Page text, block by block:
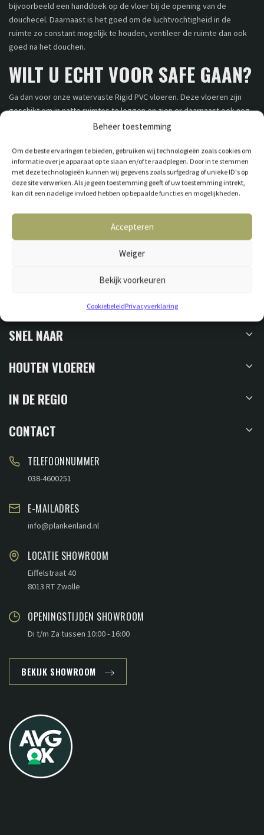
Beheer toestemming
Om de beste ervaringen te bieden, gebruiken wij technologieën zoals cookies om
informatie over je apparaat op te slaan en/of te raadplegen. Door in te stemmen
met deze technologieën kunnen wij gegevens zoals surfgedrag of unieke ID's op
deze site verwerken. Als je geen toestemming geeft of uw toestemming intrekt,
kan dit een nadelige invloed hebben op bepaalde functies en mogelijkheden.
Accepteren
Weiger
Bekijk voorkeuren
CookiebeleidPrivacyverklaring
bijvoorbeeld een handdoek op de vloer bij de opening van de
douchecel. Daarnaast is het goed om de luchtvochtigheid in de
ruimte zo constant mogelijk te houden, ventileer de ruimte dan ook
goed na het douchen.
WILT U ECHT VOOR SAFE GAAN?
Ga dan voor onze watervaste Rigid PVC vloeren. Deze vloeren zijn
geschikt om in natte ruimtes te leggen en zien er daarnaast ook nog
eens natuurgetrouw uit. Onze PVC vloeren zijn er in verschillende
SNEL NAAR
HOUTEN VLOEREN
IN DE REGIO
CONTACT
TELEFOONNUMMER
038-4600251
E-MAILADRES
info@plankenland.nl
LOCATIE SHOWROOM
Eiffelstraat 40
8013 RT Zwolle
OPENINGSTIJDEN SHOWROOM
Di t/m Za tussen 10:00 - 16:00
BEKIJK SHOWROOM